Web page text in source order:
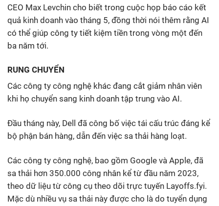
CEO Max Levchin cho biết trong cuộc họp báo cáo kết
quả kinh doanh vào tháng 5, đồng thời nói thêm rằng AI
có thể giúp công ty tiết kiệm tiền trong vòng một đến
ba năm tới.
RUNG CHUYỂN
Các công ty công nghệ khác đang cắt giảm nhân viên
khi họ chuyển sang kinh doanh tập trung vào AI.
Đầu tháng này, Dell đã công bố việc tái cấu trúc đáng kể
bộ phận bán hàng, dẫn đến việc sa thải hàng loạt.
Các công ty công nghệ, bao gồm Google và Apple, đã
sa thải hơn 350.000 công nhân kể từ đầu năm 2023,
theo dữ liệu từ công cụ theo dõi trực tuyến Layoffs.fyi.
Mặc dù nhiều vụ sa thải này được cho là do tuyển dụng